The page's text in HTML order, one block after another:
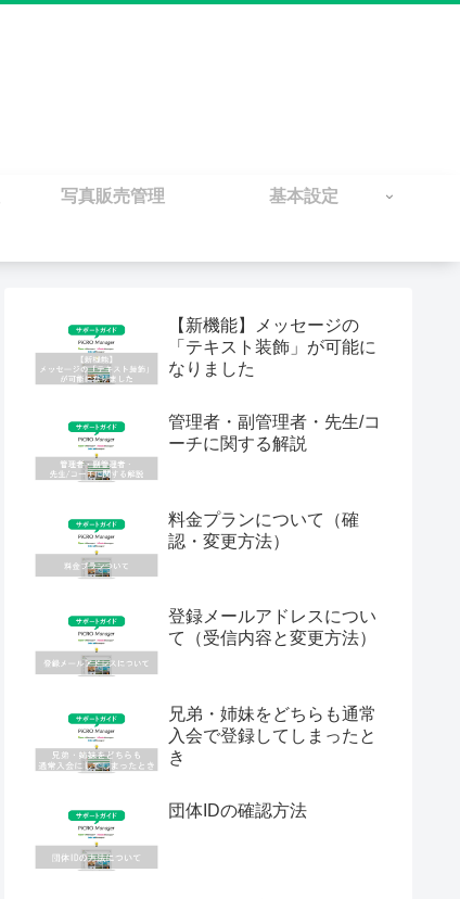
写真販売管理 基本設定
【新機能】メッセージの
「テキスト装飾」が可能に
なりました
管理者・副管理者・先生/コ
ーチに関する解説
料金プランについて（確
認・変更方法）
登録メールアドレスについ
て（受信内容と変更方法）
兄弟・姉妹をどちらも通常
入会で登録してしまったと
き
団体IDの確認方法